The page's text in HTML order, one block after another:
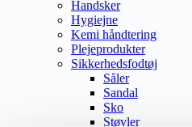
Handsker
Hygiejne
Kemi håndtering
Plejeprodukter
Sikkerhedsfodtøj
Såler
Sandal
Sko
Støvler